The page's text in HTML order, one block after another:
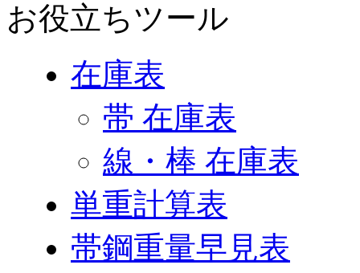
お役立ちツール
在庫表
帯 在庫表
線・棒 在庫表
単重計算表
帯鋼重量早見表